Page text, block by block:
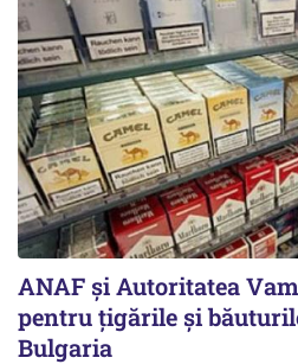
ANAF și Autoritatea
pentru țigările și
Bulgaria